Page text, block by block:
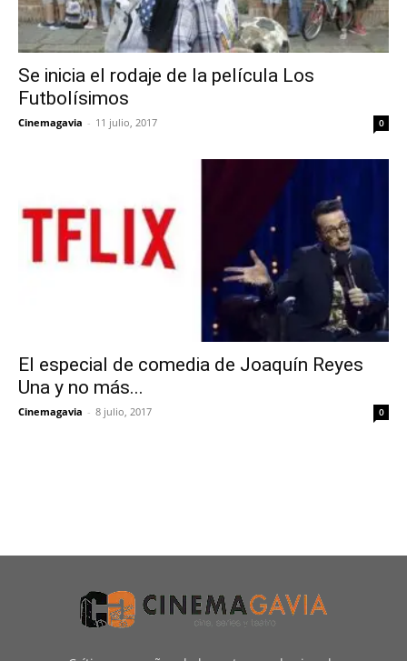
Se inicia el rodaje de la película Los
Futbolísimos
Cinemagavia - 11 julio, 2017 0
El especial de comedia de Joaquín Reyes
Una y no más...
Cinemagavia - 8 julio, 2017 0